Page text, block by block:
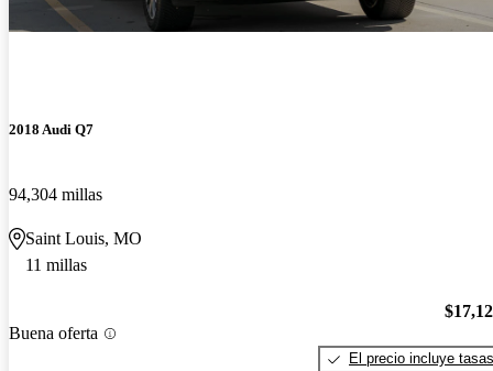
2018 Audi Q7
94,304 millas
Saint Louis, MO
11 millas
Buena oferta
El precio incluye tasas